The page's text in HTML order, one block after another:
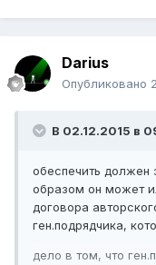
Darius
Опубликовано
В 02.12.2015 в
обеспечить должен
образом он может
договора
ген.подрядчика,
дело в том, что